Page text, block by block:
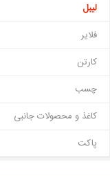
لیبل
فلایر
کارتن
چسب
کاغذ و محصولات جانبی
پاکت